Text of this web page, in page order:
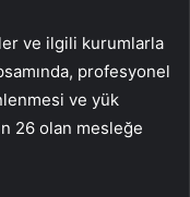
ve ilgili kurumlarla
profesyonel
ve yük
26 olan mesleğe